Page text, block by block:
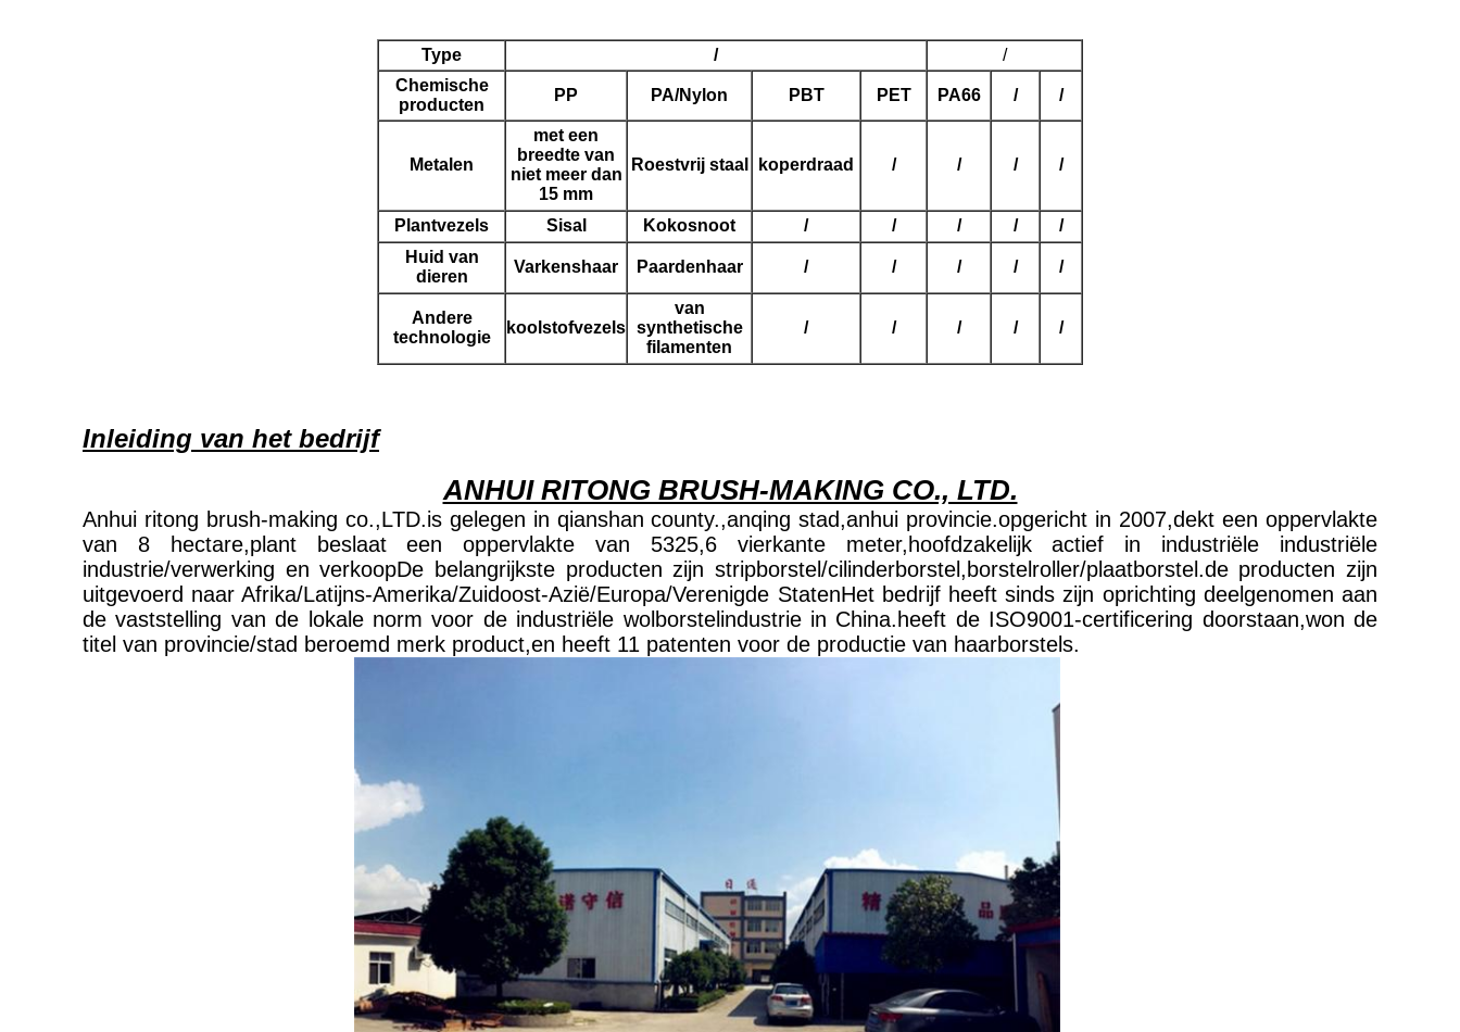
Type /
/
Chemische
producten
PP PA/Nylon PBT PET PA66 / /
Metalen
met een
breedte van
niet meer dan
15 mm
Roestvrij staal koperdraad / / / /
Plantvezels Sisal Kokosnoot / / / /
/
Huid van
dieren
Varkenshaar Paardenhaar / / / / /
Andere
technologie
koolstofvezels
van
synthetische
filamenten
/ / / / /
Inleiding van het bedrijf
ANHUI RITONG BRUSH-MAKING CO., LTD.
Anhui ritong brush-making co.,LTD.is gelegen in qianshan county.,anqing stad,anhui provincie.opgericht in 2007,dekt een oppervlakte
van 8 hectare,plant beslaat een oppervlakte van 5325,6 vierkante meter,hoofdzakelijk actief in industriële industriële
industrie/verwerking en verkoopDe belangrijkste producten zijn stripborstel/cilinderborstel,borstelroller/plaatborstel.de producten zijn
uitgevoerd naar Afrika/Latijns-Amerika/Zuidoost-Azië/Europa/Verenigde StatenHet bedrijf heeft sinds zijn oprichting deelgenomen aan
de vaststelling van de lokale norm voor de industriële wolborstelindustrie in China.heeft de ISO9001-certificering doorstaan,won de
titel van provincie/stad beroemd merk product,en heeft 11 patenten voor de productie van haarborstels.